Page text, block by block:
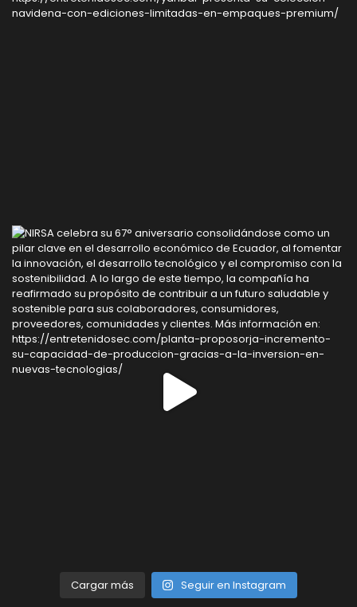
Cargar más Seguir en Instagram